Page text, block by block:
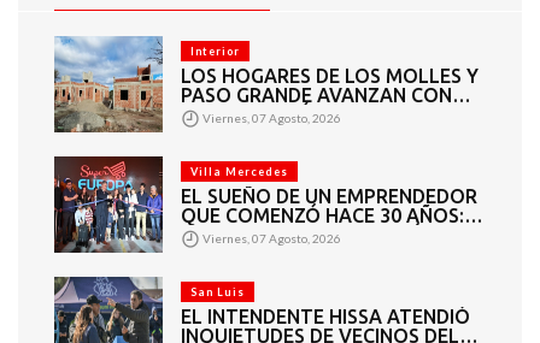
Interior
LOS HOGARES DE LOS MOLLES Y
PASO GRANDE AVANZAN CON
MAMPOSTERÍA E
INSTALACIONES
Viernes, 07 Agosto, 2026
Villa Mercedes
EL SUEÑO DE UN EMPRENDEDOR
QUE COMENZÓ HACE 30 AÑOS:
SUPER EUROPA INAUGURÓ SU
CUARTA SUCURSAL EN VILLA
Viernes, 07 Agosto, 2026
San Luis
EL INTENDENTE HISSA ATENDIÓ
INQUIETUDES DE VECINOS DEL